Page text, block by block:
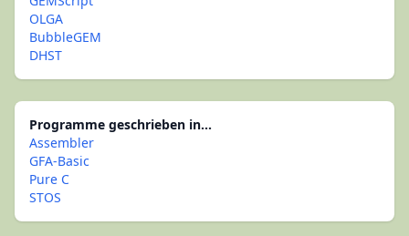
OLGA
BubbleGEM
DHST
Programme geschrieben in...
Assembler
GFA-Basic
Pure C
STOS